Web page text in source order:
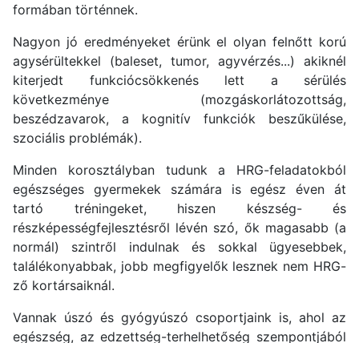
formában történnek.
Nagyon jó eredményeket érünk el olyan felnőtt korú
agysérültekkel (baleset, tumor, agyvérzés...) akiknél
kiterjedt funkciócsökkenés lett a sérülés
következménye (mozgáskorlátozottság,
beszédzavarok, a kognitív funkciók beszűkülése,
szociális problémák).
Minden korosztályban tudunk a HRG-feladatokból
egészséges gyermekek számára is egész éven át
tartó tréningeket, hiszen készség- és
részképességfejlesztésről lévén szó, ők magasabb (a
normál) szintről indulnak és sokkal ügyesebbek,
találékonyabbak, jobb megfigyelők lesznek nem HRG-
ző kortársaiknál.
Vannak úszó és gyógyúszó csoportjaink is, ahol az
egészség, az edzettség-terhelhetőség szempontjából